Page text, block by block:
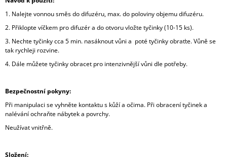
1. Nalejte vonnou směs do difuzéru, max. do poloviny objemu difuzéru.
2. Přiklopte víčkem pro difuzér a do otvoru vložte tyčinky (10-15 ks).
3. Nechte tyčinky cca 5 min. nasáknout vůni a poté tyčinky obraťte. Vůně se
tak rychleji rozvine.
4. Dále můžete tyčinky obracet pro intenzivnější vůni dle potřeby.
Bezpečnostní pokyny:
Při manipulaci se vyhněte kontaktu s kůží a očima. Při obracení tyčinek a
nalévání ochraňte nábytek a povrchy.
Neužívat vnitřně.
Složení: